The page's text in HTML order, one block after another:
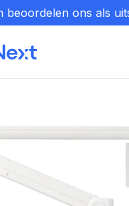
beoordelen ons als